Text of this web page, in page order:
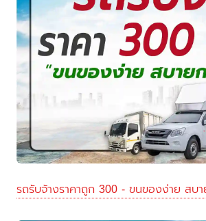
รถรับจ้างราคาถูก 300 - ขนของง่าย สบา